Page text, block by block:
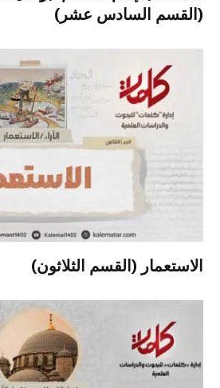
(القسم السادس عشر)
الاستعمار (القسم الثلاثون)